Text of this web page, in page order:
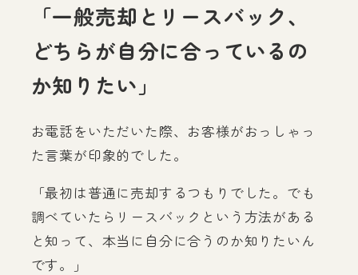
「一般売却とリースバック、
どちらが自分に合っているの
か知りたい」
お電話をいただいた際、お客様がおっしゃっ
た言葉が印象的でした。
「最初は普通に売却するつもりでした。でも
調べていたらリースバックという方法がある
と知って、本当に自分に合うのか知りたいん
です。」